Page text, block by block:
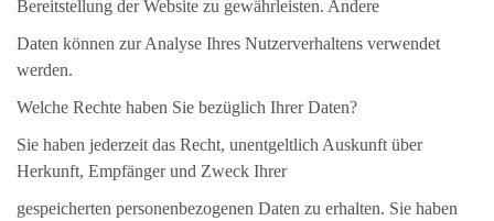
Bereitstellung der Website zu gewährleisten. Andere
Daten können zur Analyse Ihres Nutzerverhaltens verwendet
werden.
Welche Rechte haben Sie bezüglich Ihrer Daten?
Sie haben jederzeit das Recht, unentgeltlich Auskunft über
Herkunft, Empfänger und Zweck Ihrer
gespeicherten personenbezogenen Daten zu erhalten. Sie haben